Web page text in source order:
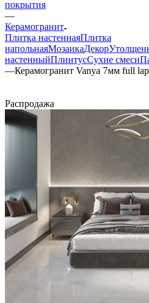
покрытия
—
Керамогранит
Плитка настеннаяПлитка
напольнаяМозаикаДекор
настенныйПлинтусСухие смеси
—Керамогранит Vanya 7мм full
Распродажа